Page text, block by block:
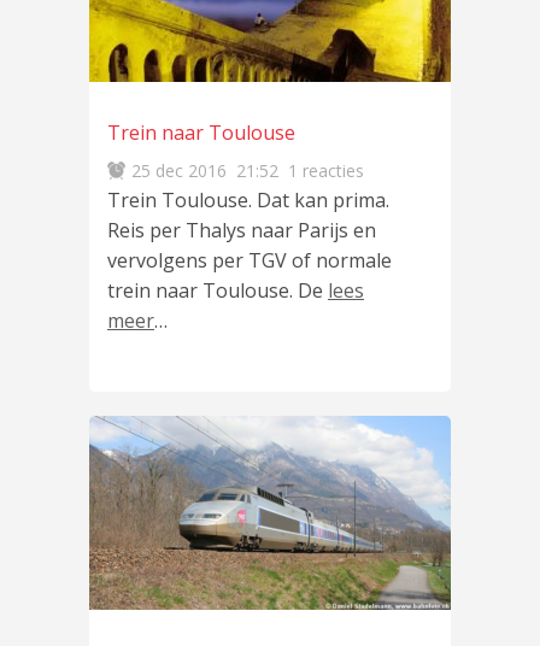
Trein naar Toulouse
25 dec 2016 21:52 1 reacties
Trein Toulouse. Dat kan prima.
Reis per Thalys naar Parijs en
vervolgens per TGV of normale
trein naar Toulouse. De lees
meer…